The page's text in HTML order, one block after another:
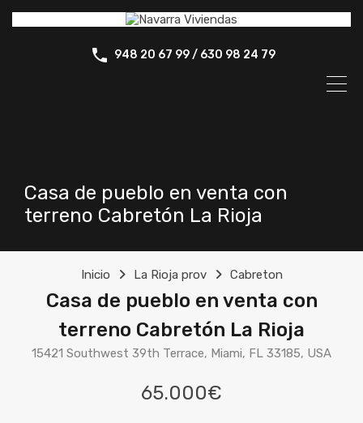
948 20 67 99 / 630 98 24 79
Casa de pueblo en venta con
terreno Cabretón La Rioja
Inicio La Rioja prov Cabreton
Casa de pueblo en venta con
terreno Cabretón La Rioja
15421 Southwest 39th Terrace, Miami, FL 33185, USA
65.000€